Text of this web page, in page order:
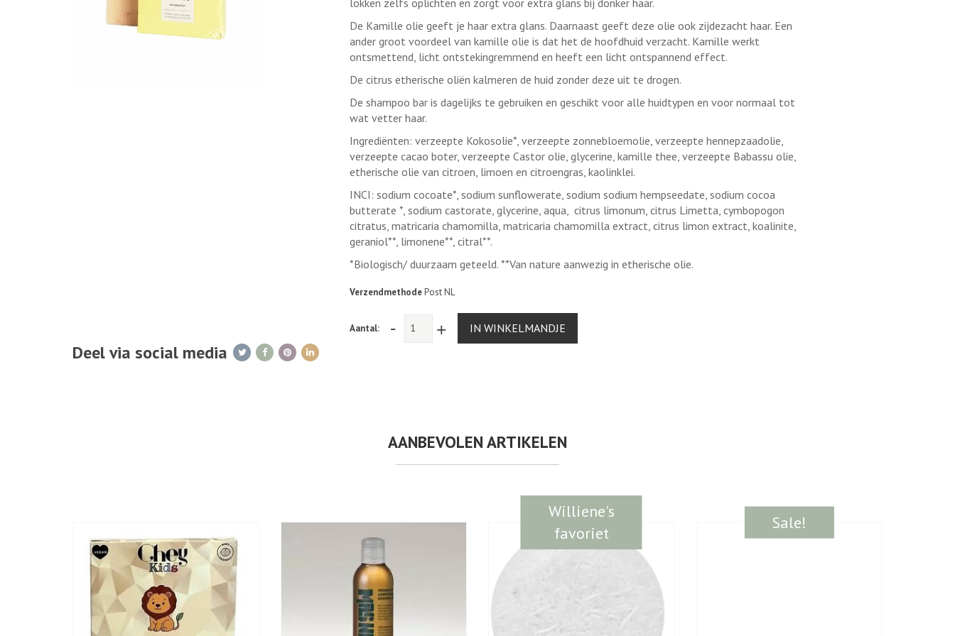
lokken zelfs oplichten en zorgt voor extra glans bij donker haar.
De Kamille olie geeft je haar extra glans. Daarnaast geeft deze olie ook zijdezacht haar. Een
ander groot voordeel van kamille olie is dat het de hoofdhuid verzacht. Kamille werkt
ontsmettend, licht ontstekingremmend en heeft een licht ontspannend effect.
De citrus etherische oliën kalmeren de huid zonder deze uit te drogen.
De shampoo bar is dagelijks te gebruiken en geschikt voor alle huidtypen en voor normaal tot
wat vetter haar.
Ingrediënten: verzeepte Kokosolie*, verzeepte zonnebloemolie, verzeepte hennepzaadolie,
verzeepte cacao boter, verzeepte Castor olie, glycerine, kamille thee, verzeepte Babassu olie,
etherische olie van citroen, limoen en citroengras, kaolinklei.
INCI: sodium cocoate*, sodium sunflowerate, sodium sodium hempseedate, sodium cocoa
butterate *, sodium castorate, glycerine, aqua, citrus limonum, citrus Limetta, cymbopogon
citratus, matricaria chamomilla, matricaria chamomilla extract, citrus limon extract, koalinite,
geraniol**, limonene**, citral**.
*Biologisch/ duurzaam geteeld. **Van nature aanwezig in etherische olie.
VerzendmethodePost NL
Aantal: - + IN WINKELMANDJE
Deel via social media
AANBEVOLEN ARTIKELEN
Williene's
favoriet
Sale!